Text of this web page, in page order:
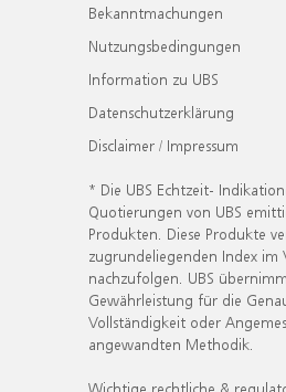
Bekanntmachungen
Nutzungsbedingungen
Information zu UBS
Datenschutzerklärung
Disclaimer / Impressum
* Die UBS Echtzeit-
Quotierungen von UBS
Produkten. Diese Produkte
zugrundeliegenden Index im
nachzufolgen. UBS
Gewährleistung für die
Vollständigkeit oder
angewandten Methodik.